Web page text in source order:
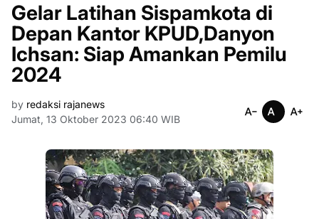
Gelar Latihan Sispamkota di
Depan Kantor KPUD,Danyon
Ichsan: Siap Amankan Pemilu
2024
by redaksi rajanews
Jumat, 13 Oktober 2023 06:40 WIB